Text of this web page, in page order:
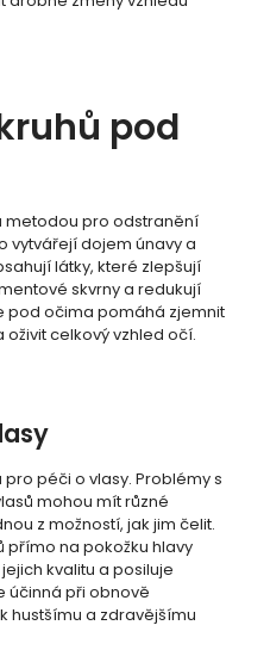
pod
metodou pro odstranění
vytvářejí dojem únavy a
látky, které zlepšují
skvrny a redukují
pod očima pomáhá zjemnit
oživit celkový vzhled očí.
péči o vlasy. Problémy s
mohou mít různé
z možností, jak jim čelit.
na pokožku hlavy
kvalitu a posiluje
účinná při obnově
hustšímu a zdravějšímu